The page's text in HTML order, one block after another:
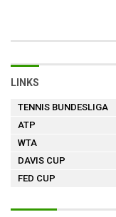
LINKS
TENNIS BUNDESLIGA
ATP
WTA
DAVIS CUP
FED CUP